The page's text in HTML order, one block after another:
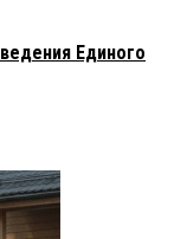
Единого